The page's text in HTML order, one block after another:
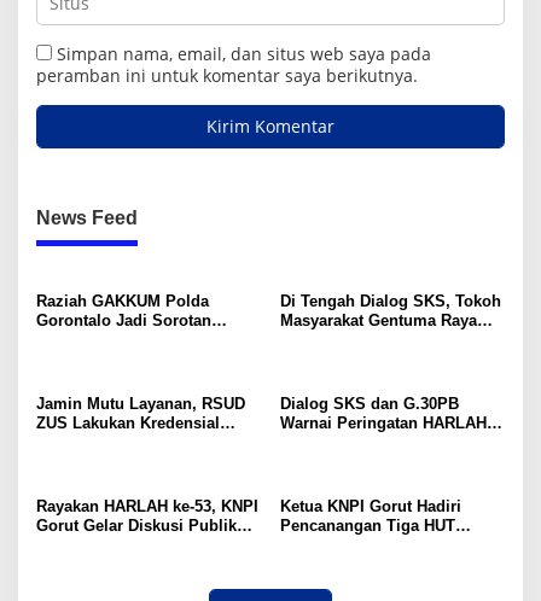
Simpan nama, email, dan situs web saya pada
peramban ini untuk komentar saya berikutnya.
News Feed
Raziah GAKKUM Polda
Gorontalo Jadi Sorotan
Di Tengah Dialog SKS, Tokoh
Masyarakat Gentuma Raya
Jamin Mutu Layanan, RSUD
ZUS Lakukan Kredensial
Dialog SKS dan G.30PB
Warnai Peringatan HARLAH
Rayakan HARLAH ke-53, KNPI
Gorut Gelar Diskusi Publik
Ketua KNPI Gorut Hadiri
Pencanangan Tiga HUT